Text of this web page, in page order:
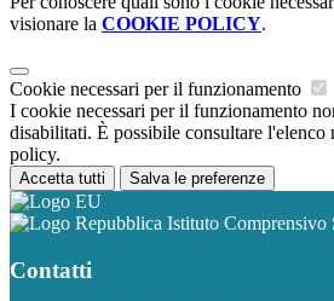
visionare la COOKIE POLICY.
Cookie necessari per il funzionamento
I cookie necessari per il funzionamento
disabilitati. È possibile consultare l'elenco
policy.
Accetta tutti Salva le preferenze
Istituto
Contatti